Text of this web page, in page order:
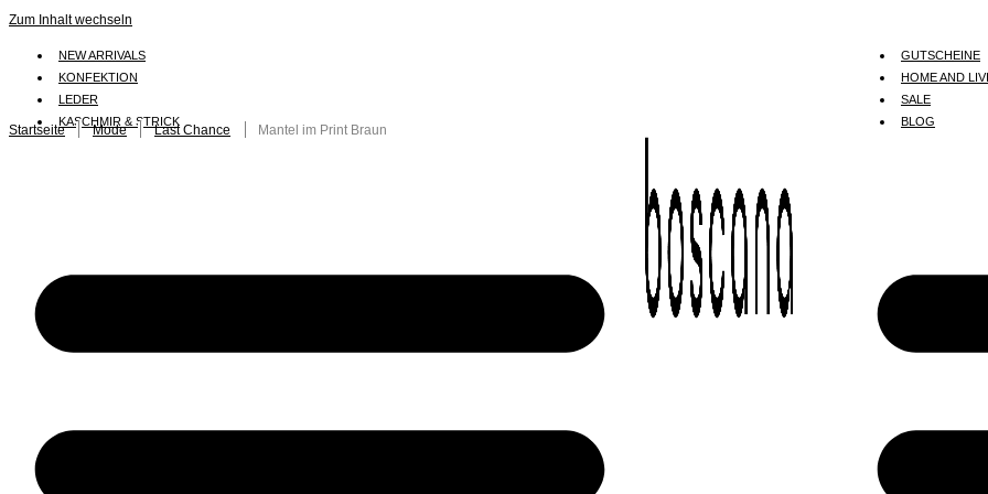
Zum Inhalt wechseln
NEW ARRIVALS
KONFEKTION
LEDER
KASCHMIR & STRICK
GUTSCHEINE
HOME AND
SALE
BLOG
Startseite / Mode / Last Chance / Mantel im Print Braun